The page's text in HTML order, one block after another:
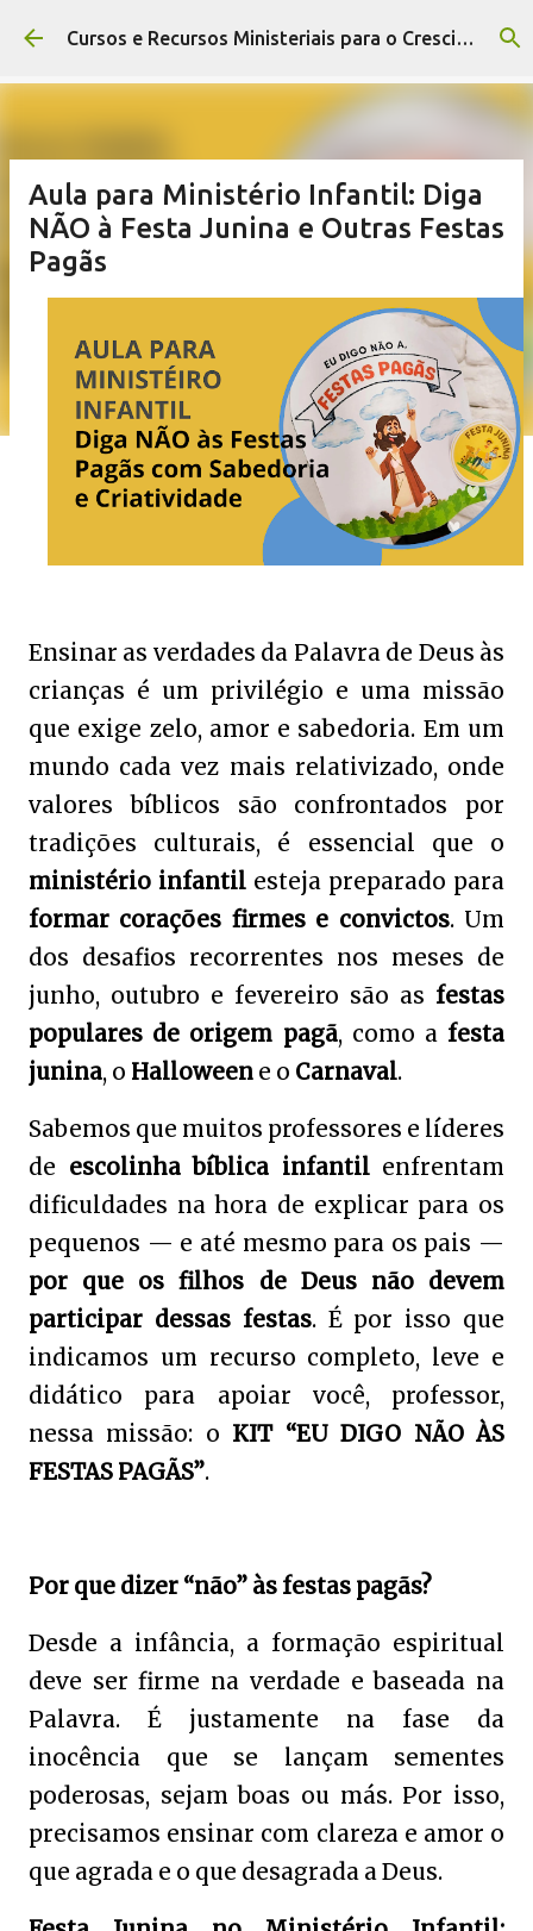
Pular para o conteúdo principal Cursos e Recursos Ministeriais para o Crescimento da Igreja
Aula para Ministério Infantil: Diga
NÃO à Festa Junina e Outras Festas
Pagãs
Ensinar as verdades da Palavra de Deus às
crianças é um privilégio e uma missão
que exige zelo, amor e sabedoria. Em um
mundo cada vez mais relativizado, onde
valores bíblicos são confrontados por
tradições culturais, é essencial que o
ministério infantil esteja preparado para
formar corações firmes e convictos. Um
dos desafios recorrentes nos meses de
junho, outubro e fevereiro são as festas
populares de origem pagã, como a festa
junina, o Halloween e o Carnaval.
Sabemos que muitos professores e líderes
de escolinha bíblica infantilenfrentam
dificuldades na hora de explicar para os
pequenos — e até mesmo para os pais —
por que os filhos de Deus não devem
participar dessas festas. É por isso que
indicamos um recurso completo, leve e
didático para apoiar você, professor,
nessa missão: o KIT “EU DIGO NÃO ÀS
FESTAS PAGÃS”.
Por que dizer “não” às festas pagãs?
Desde a infância, a formação espiritual
deve ser firme na verdade e baseada na
Palavra. É justamente na fase da
inocência que se lançam sementes
poderosas, sejam boas ou más. Por isso,
precisamos ensinar com clareza e amor o
que agrada e o que desagrada a Deus.